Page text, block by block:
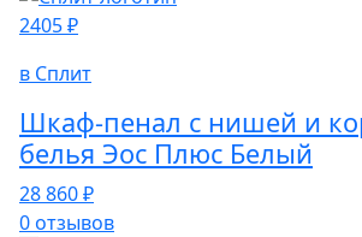
2405 ₽
в Сплит
Шкаф-пенал с нишей и
белья Эос Плюс Белый
28 860 ₽
0 отзывов